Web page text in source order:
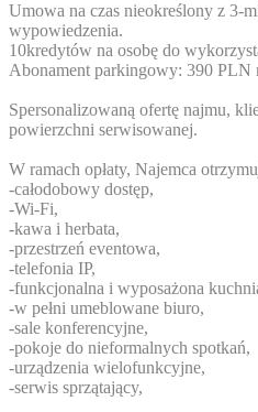
Umowa na czas nieokreślony z 3-
wypowiedzenia.
10kredytów na osobę do
Abonament parkingowy: 390 PLN
Spersonalizowaną ofertę najmu,
powierzchni serwisowanej.
W ramach opłaty, Najemca
-całodobowy dostęp,
-Wi-Fi,
-kawa i herbata,
-przestrzeń eventowa,
-telefonia IP,
-funkcjonalna i wyposażona
-w pełni umeblowane biuro,
-sale konferencyjne,
-pokoje do nieformalnych spotkań,
-urządzenia wielofunkcyjne,
-serwis sprzątający,